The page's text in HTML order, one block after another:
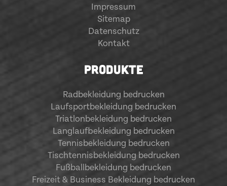
Impressum
Sitemap
Datenschutz
Kontakt
PRODUKTE
Radbekleidung bedrucken
Laufsportbekleidung bedrucken
Triatlonbekleidung bedrucken
Langlaufbekleidung bedrucken
Tennisbekleidung bedrucken
Tischtennisbekleidung bedrucken
Fußballbekleidung bedrucken
Freizeit & Business Bekleidung bedrucken